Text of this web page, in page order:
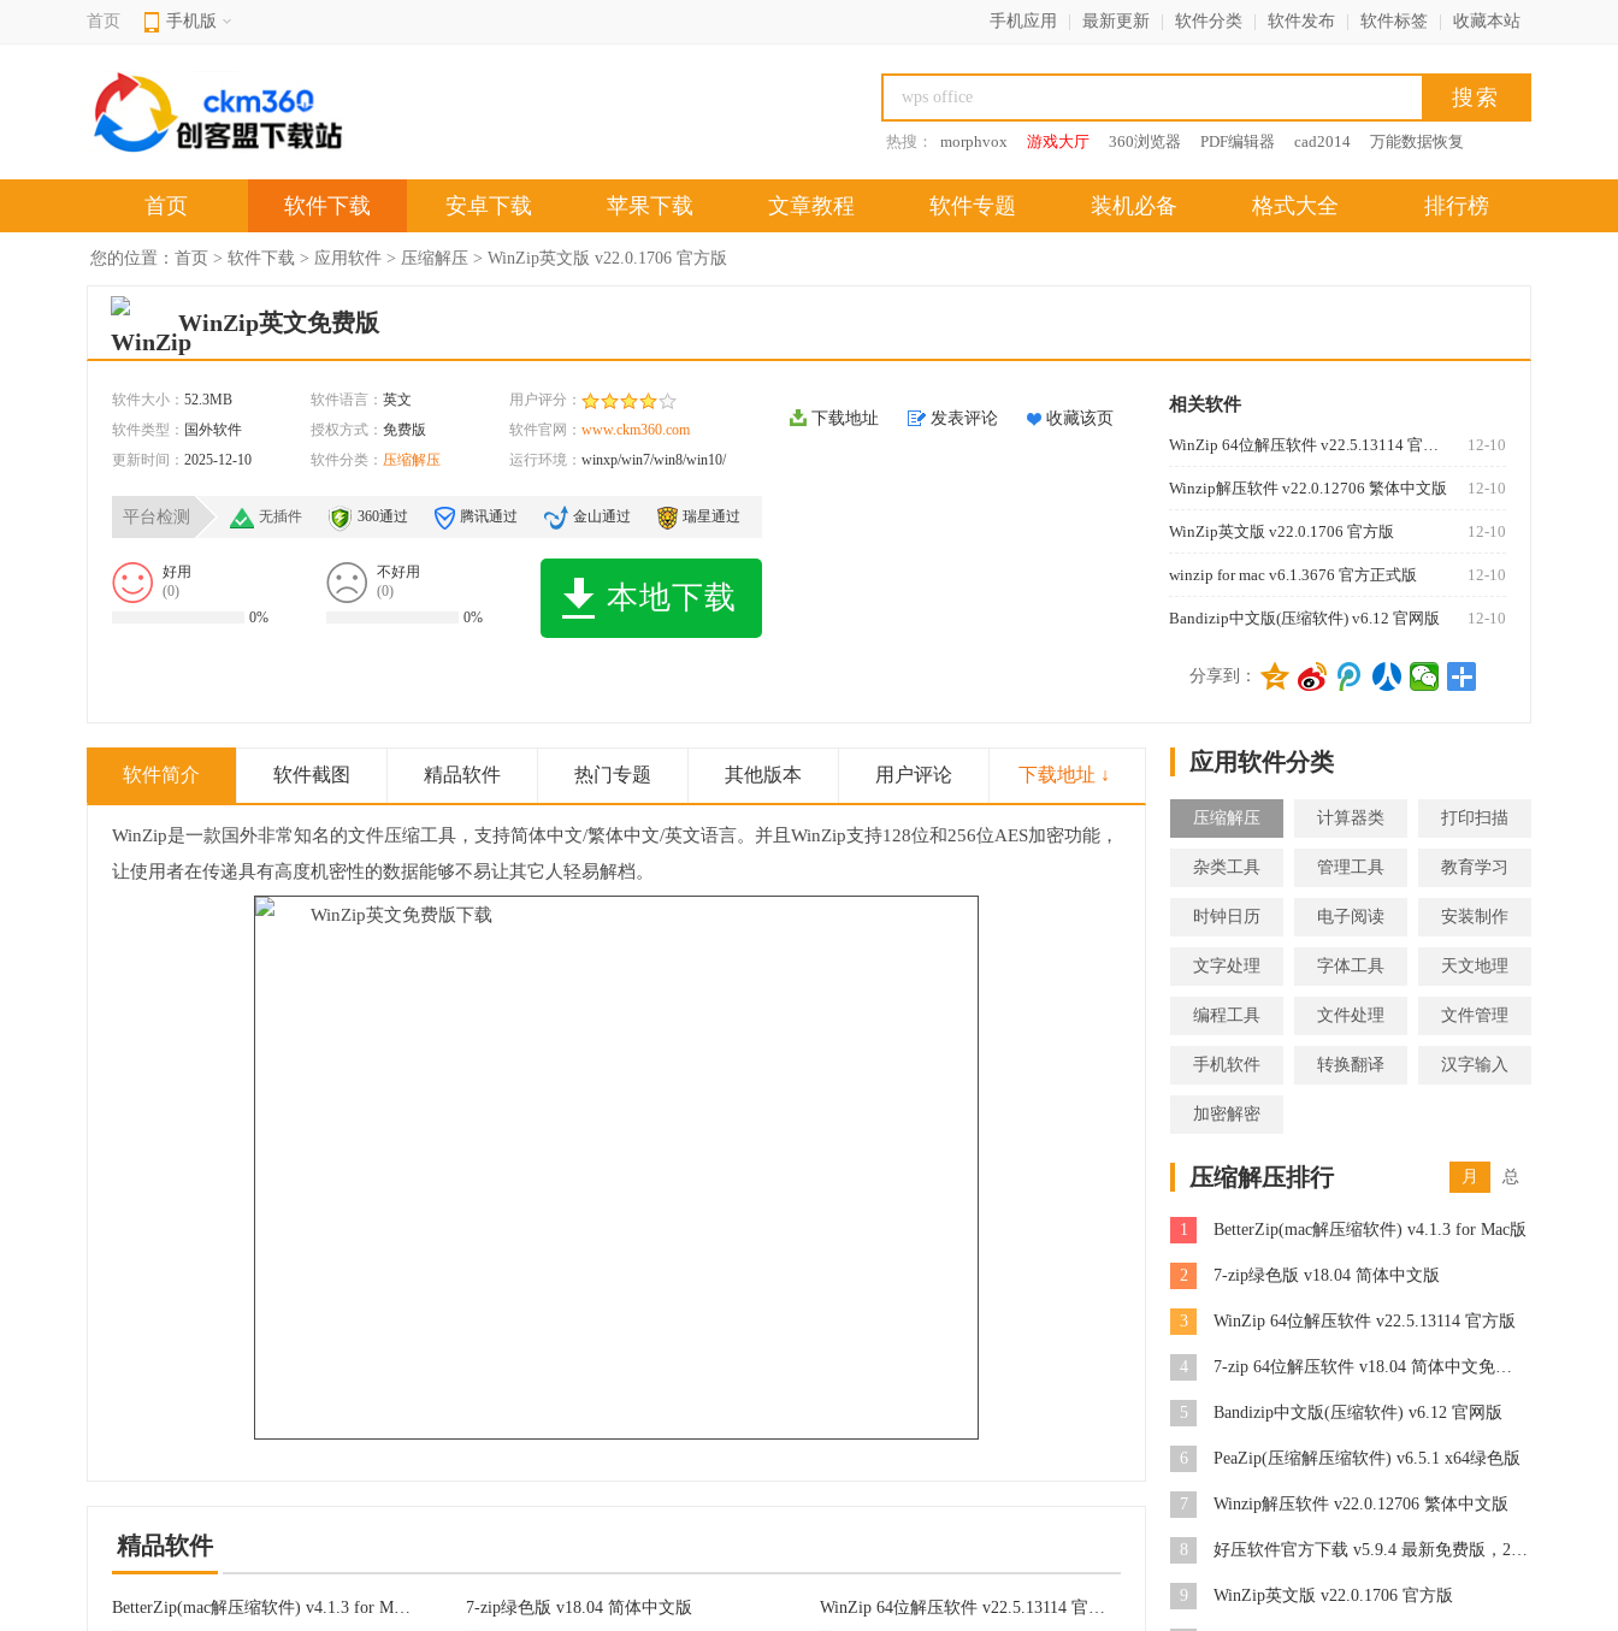
首页 手机版 手机应用 最新更新 软件分类 软件发布 软件标签 收藏本站
热搜： morphvox 游戏大厅 360浏览器 PDF编辑器 cad2014 万能数据恢复
首页 软件下载 安卓下载 苹果下载 文章教程 软件专题 装机必备 格式大全 排行榜
您的位置： 首页 > 软件下载 > 应用软件 > 压缩解压 > WinZip英文版 v22.0.1706 官方版
WinZip英文免费版
软件大小： 52.3MB 软件语言： 英文
用户评分：
软件类型： 国外软件 授权方式： 免费版 软件官网： www.ckm360.com
更新时间： 2025-12-10 软件分类： 压缩解压 运行环境： winxp/win7/win8/win10/
平台检测 无插件 360通过 腾讯通过 金山通过 瑞星通过
好用
(0)
0%
不好用
(0)
0%
本地下载
下载地址 发表评论 收藏该页
相关软件
12-10
WinZip 64位解压软件 v22.5.13114 官方版
12-10
Winzip解压软件 v22.0.12706 繁体中文版
12-10
WinZip英文版 v22.0.1706 官方版
12-10
winzip for mac v6.1.3676 官方正式版
12-10
Bandizip中文版(压缩软件) v6.12 官网版
分享到：
软件简介 软件截图 精品软件 热门专题 其他版本 用户评论 下载地址 ↓
WinZip是一款国外非常知名的文件压缩工具，支持简体中文/繁体中文/英文语言。并且WinZip支持128位和256位AES加密功能，
让使用者在传递具有高度机密性的数据能够不易让其它人轻易解档。
精品软件
BetterZip(mac解压缩软件) v4.1.3 for Mac版 7-zip绿色版 v18.04 简体中文版 WinZip 64位解压软件 v22.5.13114 官方版
应用软件分类
压缩解压 计算器类 打印扫描
杂类工具 管理工具 教育学习
时钟日历 电子阅读 安装制作
文字处理 字体工具 天文地理
编程工具 文件处理 文件管理
手机软件 转换翻译 汉字输入
加密解密
压缩解压排行 月 总
1 BetterZip(mac解压缩软件) v4.1.3 for Mac版
2 7-zip绿色版 v18.04 简体中文版
3 WinZip 64位解压软件 v22.5.13114 官方版
4 7-zip 64位解压软件 v18.04 简体中文免费版
5 Bandizip中文版(压缩软件) v6.12 官网版
6 PeaZip(压缩解压缩软件) v6.5.1 x64绿色版
7 Winzip解压软件 v22.0.12706 繁体中文版
8 好压软件官方下载 v5.9.4 最新免费版，2345好压HaoZip软件
9 WinZip英文版 v22.0.1706 官方版